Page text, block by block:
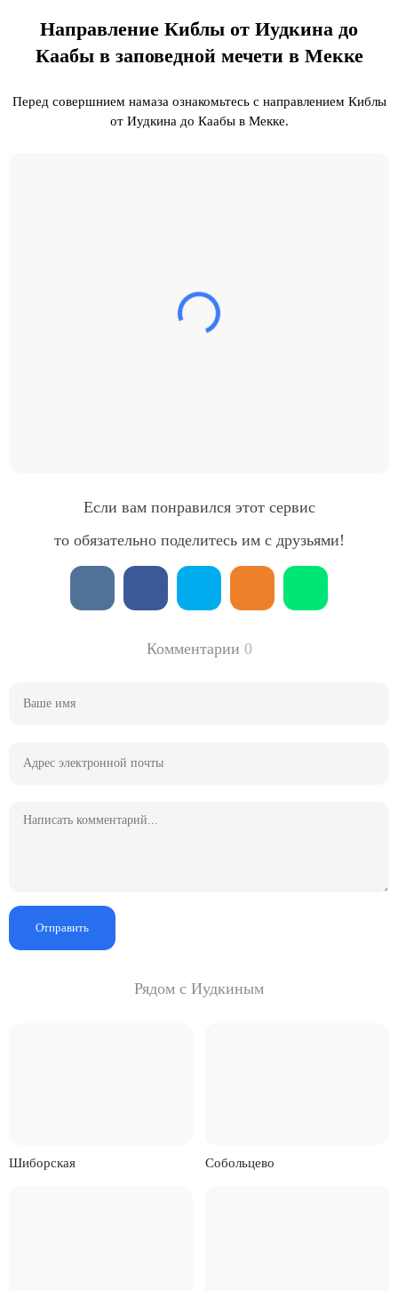
Направление Киблы от Иудкина до
Каабы в заповедной мечети в Мекке
Перед совершнием намаза ознакомьтесь с направлением Киблы
от Иудкина до Каабы в Мекке.
Если вам понравился этот сервис
то обязательно поделитесь им с друзьями!
Комментарии 0
Отправить
Рядом с Иудкиным
Шиборская Собольцeво